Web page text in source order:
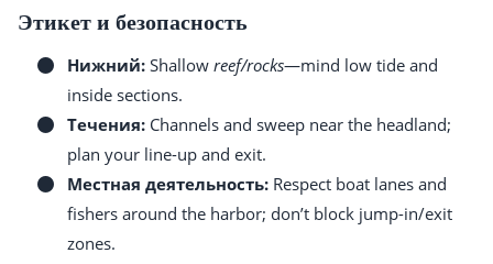
Этикет и безопасность
Нижний: Shallow reef/rocks—mind low tide and
inside sections.
Течения: Channels and sweep near the headland;
plan your line-up and exit.
Местная деятельность: Respect boat lanes and
fishers around the harbor; don’t block jump-in/exit
zones.